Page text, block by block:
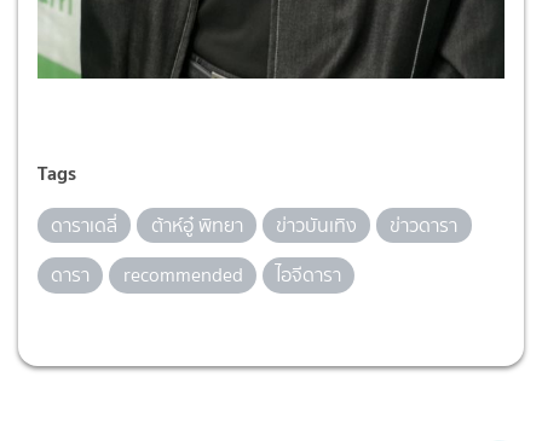
Tags
ดาราเดลี่ ต้าห์อู๋ พิทยา ข่าวบันเทิง
ข่าวดารา
ดารา
recommended ไอจีดารา